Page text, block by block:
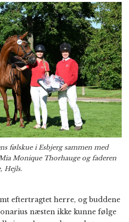
følskue i Esbjerg sammen med
Monique Thorhauge og faderen
Hejls.
eftertragtet herre, og buddene
næsten ikke kunne følge